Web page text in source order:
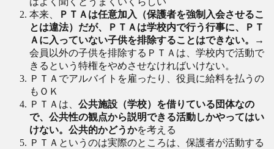
本来、
ＰＴＡは任意加入（保護者を強制入会させるこ
とは違法）だが、ＰＴＡは学校内で行う行事に、ＰＴ
Ａに入っていない子供を排除することはできない。
→
会員以外の子供を排除するＰＴＡは、学校内で活動で
きるという特権をやめさせなければいけない。
ＰＴＡでアルバイトを雇ったり、役員に給料を払うの
もＯＫ
ＰＴＡは、 公共施設（学校）を借りている団体なの
で、公共性の観点から説明できる活動しかやってはい
けない。公共的かどうかを考える
ＰＴＡというのは実際のところは、保護者が活動する